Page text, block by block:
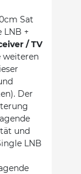
Sat
LNB +
/ TV
weiteren
Der
und
LNB